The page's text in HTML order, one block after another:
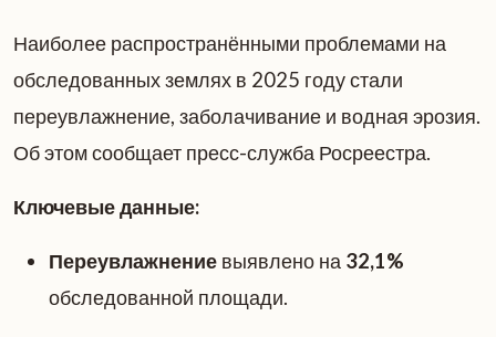
Наиболее распространёнными проблемами на
обследованных землях в 2025 году стали
переувлажнение, заболачивание и водная эрозия.
Об этом сообщает пресс-служба Росреестра.
Ключевые данные:
Переувлажнение выявлено на 32,1%
обследованной площади.